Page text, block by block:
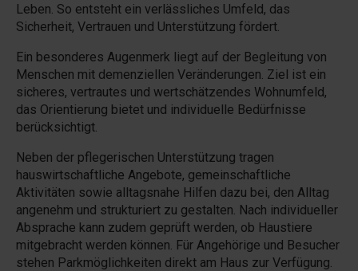
Leben. So entsteht ein verlässliches Umfeld, das
Sicherheit, Vertrauen und Unterstützung fördert.
Ein besonderes Augenmerk liegt auf der Begleitung von
Menschen mit demenziellen Veränderungen. Ziel ist ein
sicheres, vertrautes und wertschätzendes Wohnumfeld,
das Orientierung bietet und individuelle Bedürfnisse
berücksichtigt.
Neben der pflegerischen Unterstützung tragen
hauswirtschaftliche Angebote, gemeinschaftliche
Aktivitäten sowie alltagsnahe Hilfen dazu bei, den Alltag
angenehm und strukturiert zu gestalten. Nach individueller
Absprache kann zudem geprüft werden, ob Haustiere
mitgebracht werden können. Für Angehörige und Besucher
stehen Parkmöglichkeiten direkt am Haus zur Verfügung.